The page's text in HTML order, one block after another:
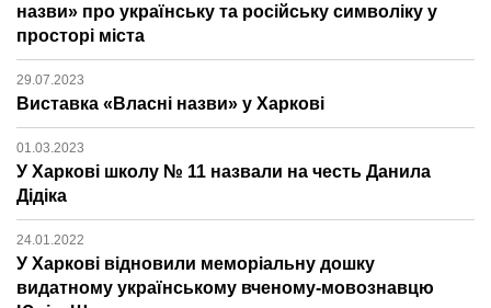
назви» про українську та російську символіку у
просторі міста
29.07.2023
Виставка «Власні назви» у Харкові
01.03.2023
У Харкові школу № 11 назвали на честь Данила
Дідіка
24.01.2022
У Харкові відновили меморіальну дошку
видатному українському вченому-мовознавцю